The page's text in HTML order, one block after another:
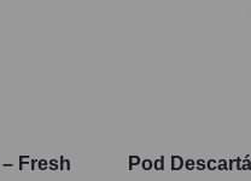
Fresh
Pod